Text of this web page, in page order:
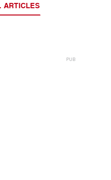
ARTICLES